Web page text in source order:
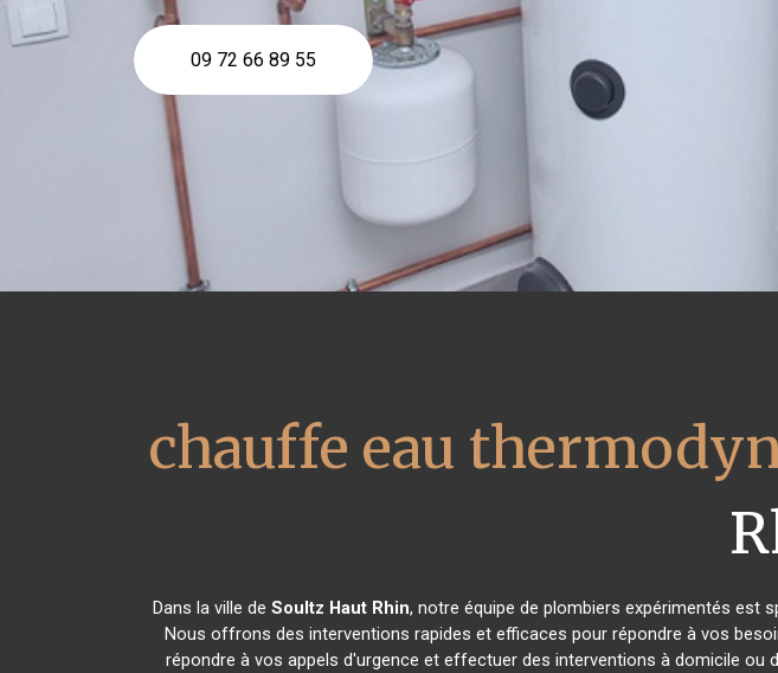
09 72 66 89 55
chauffe eau
Dans la ville de Soultz Haut Rhin, notre équipe de plombiers expérimentés est
Nous offrons des interventions rapides et efficaces pour répondre à vos
répondre à vos appels d'urgence et effectuer des interventions à domicile